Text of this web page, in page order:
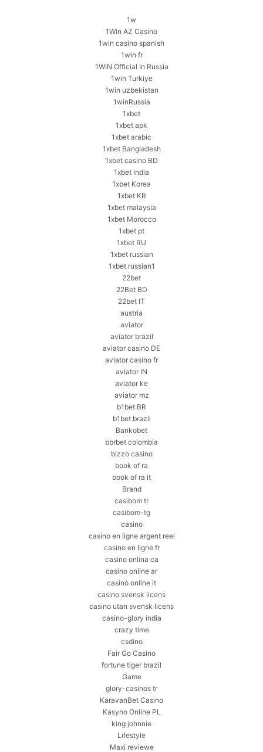
1w
1Win AZ Casino
1win casino spanish
1win fr
1WIN Official In Russia
1win Turkiye
1win uzbekistan
1winRussia
1xbet
1xbet apk
1xbet arabic
1xbet Bangladesh
1xbet casino BD
1xbet india
1xbet Korea
1xbet KR
1xbet malaysia
1xbet Morocco
1xbet pt
1xbet RU
1xbet russian
1xbet russian1
22bet
22Bet BD
22bet IT
austria
aviator
aviator brazil
aviator casino DE
aviator casino fr
aviator IN
aviator ke
aviator mz
b1bet BR
b1bet brazil
Bankobet
bbrbet colombia
bizzo casino
book of ra
book of ra it
Brand
casibom tr
casibom-tg
casino
casino en ligne argent reel
casino en ligne fr
casino onlina ca
casino online ar
casinò online it
casino svensk licens
casino utan svensk licens
casino-glory india
crazy time
csdino
Fair Go Casino
fortune tiger brazil
Game
glory-casinos tr
KaravanBet Casino
Kasyno Online PL
king johnnie
Lifestyle
Maxi reviewe